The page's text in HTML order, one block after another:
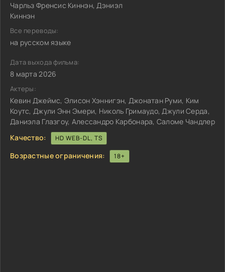
Чарльз Френсис Киннэн, Дэниэл
Киннэн
Все переводы:
на русском языке
Дата выхода фильма:
8 марта 2026
Актеры:
Кевин Джеймс, Элисон Хэннигэн, Джонатан Руми, Ким
Коутс, Джули Энн Эмери, Николь Гримаудо, Джули Серда,
Даниэла Глазгоу, Алессандро Карбонара, Саломе Чандлер
Качество:
HD WEB-DL, TS
Возрастные ограничения: 18+